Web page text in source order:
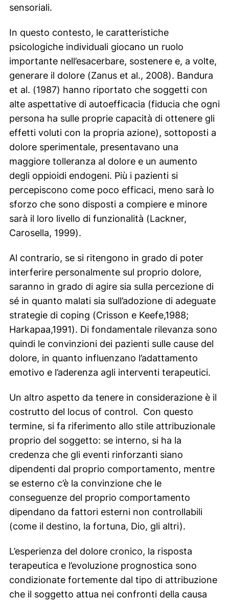
sensoriali.
In questo contesto, le caratteristiche
psicologiche individuali giocano un ruolo
importante nell’esacerbare, sostenere e, a volte,
generare il dolore (Zanus et al., 2008). Bandura
et al. (1987) hanno riportato che soggetti con
alte aspettative diautoefficacia (fiducia che ogni
persona ha sulle proprie capacità di ottenere gli
effetti voluti con la propria azione), sottoposti a
dolore sperimentale, presentavano una
maggiore tolleranza al dolore e un aumento
degli oppioidi endogeni. Più i pazienti si
percepiscono come poco efficaci, meno sarà lo
sforzo che sono disposti a compiere e minore
sarà il loro livello di funzionalità (Lackner,
Carosella, 1999).
Al contrario, se si ritengono in grado di poter
interferire personalmente sul proprio dolore,
saranno in grado di agire sia sulla percezione di
sé in quanto malati sia sull’adozione di adeguate
strategie di coping (Crisson e Keefe,1988;
Harkapaa,1991). Di fondamentale rilevanza sono
quindi le convinzioni dei pazienti sulle cause del
dolore, in quanto influenzano l’adattamento
emotivo e l’aderenza agli interventi terapeutici.
Un altro aspetto da tenere in considerazione è il
costrutto del locus of control. Con questo
termine, si fa riferimento allo stile attribuzionale
proprio del soggetto: se interno, si ha la
credenza che gli eventi rinforzanti siano
dipendenti dal proprio comportamento, mentre
se esterno c’è la convinzione che le
conseguenze del proprio comportamento
dipendano da fattori esterni non controllabili
(come il destino, la fortuna, Dio, gli altri).
L’esperienza del dolore cronico, la risposta
terapeutica e l’evoluzione prognostica sono
condizionate fortemente dal tipo di attribuzione
che il soggetto attua nei confronti della causa